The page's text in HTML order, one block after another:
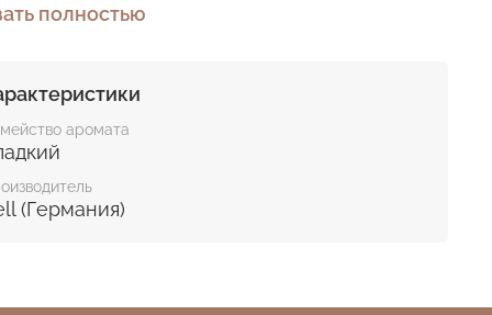
ноты: фруктовые, зеленые, игристые
безопасности
полностью
аромата
(Германия)